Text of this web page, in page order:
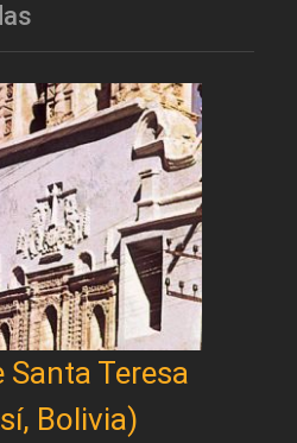
Santa Teresa
Bolivia)